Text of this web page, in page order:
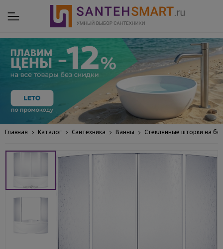
Главная Каталог Сантехника Ванны Стеклянные шторки на